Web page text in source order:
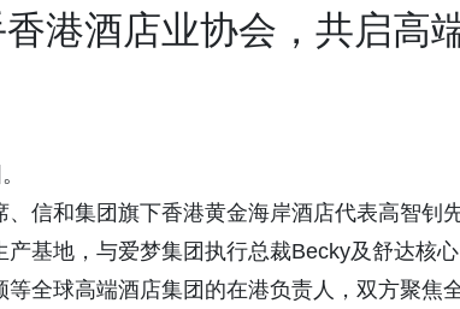
港酒店业协会，共启高
信和集团旗下香港黄金海岸酒店代表高智钊
基地，与爱梦集团执行总裁Becky及舒达核心
全球高端酒店集团的在港负责人，双方聚焦